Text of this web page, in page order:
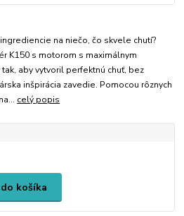
na niečo, čo skvele chutí?
K150 s motorom s maximálnym
tak, aby vytvoril perfektnú chuť, bez
inšpirácia zavedie. Pomocou rôznych
celý popis
košíka